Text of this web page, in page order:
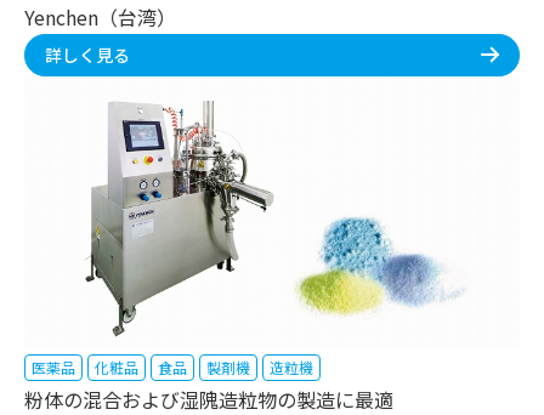
Yenchen（台湾）
詳しく見る
医薬品 化粧品 食品 製剤機 造粒機
粉体の混合および湿隗造粒物の製造に最適